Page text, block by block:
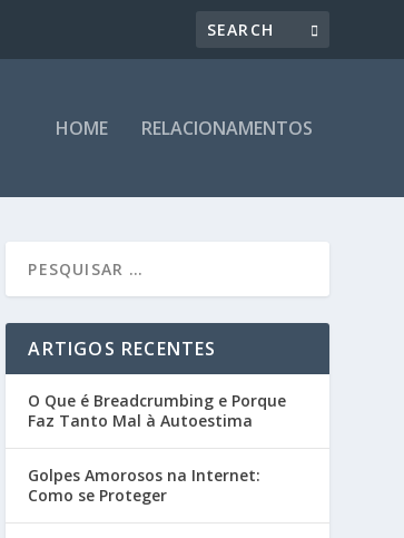
HOME RELACIONAMENTOS
ARTIGOS RECENTES
O Que é Breadcrumbing e Porque
Faz Tanto Mal à Autoestima
Golpes Amorosos na Internet:
Como se Proteger